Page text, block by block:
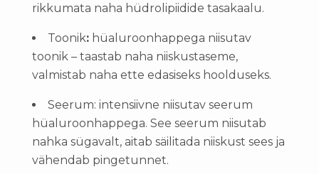
rikkumata naha hüdrolipiidide tasakaalu.
Toonik:hüaluroonhappega niisutav
toonik – taastab naha niiskustaseme,
valmistab naha ette edasiseks hoolduseks.
Seerum: intensiivne niisutav seerum
hüaluroonhappega. See seerum niisutab
nahka sügavalt, aitab säilitada niiskust sees ja
vähendab pingetunnet.